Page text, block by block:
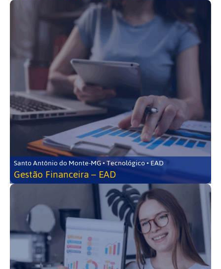
Santo Antônio do Monte-MG • Tecnológico • EAD
Gestão Financeira – EAD